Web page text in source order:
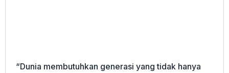
“Dunia membutuhkan generasi yang tidak hanya